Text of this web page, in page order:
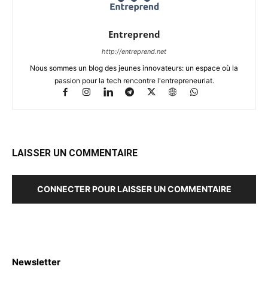
Entreprend
http://entreprend.net
Nous sommes un blog des jeunes innovateurs: un espace où la
passion pour la tech rencontre l'entrepreneuriat.
LAISSER UN COMMENTAIRE
CONNECTER POUR LAISSER UN COMMENTAIRE
Newsletter